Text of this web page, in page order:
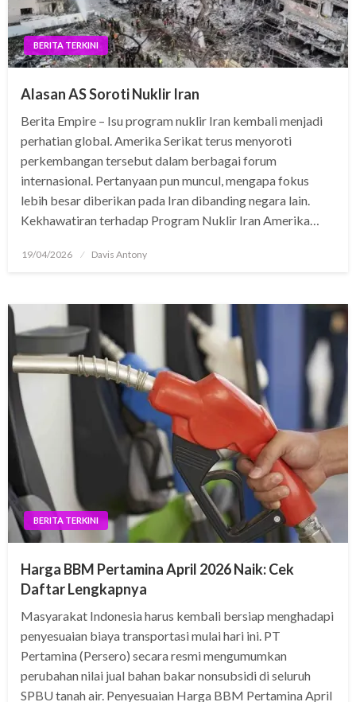
BERITA TERKINI
Alasan AS Soroti Nuklir Iran
Berita Empire – Isu program nuklir Iran kembali menjadi
perhatian global. Amerika Serikat terus menyoroti
perkembangan tersebut dalam berbagai forum
internasional. Pertanyaan pun muncul, mengapa fokus
lebih besar diberikan pada Iran dibanding negara lain.
Kekhawatiran terhadap Program Nuklir Iran Amerika…
Posted
19/04/2026 Davis Antony
BERITA TERKINI
Harga BBM Pertamina April 2026 Naik: Cek
Daftar Lengkapnya
Masyarakat Indonesia harus kembali bersiap menghadapi
penyesuaian biaya transportasi mulai hari ini. PT
Pertamina (Persero) secara resmi mengumumkan
perubahan nilai jual bahan bakar nonsubsidi di seluruh
SPBU tanah air. Penyesuaian Harga BBM Pertamina April